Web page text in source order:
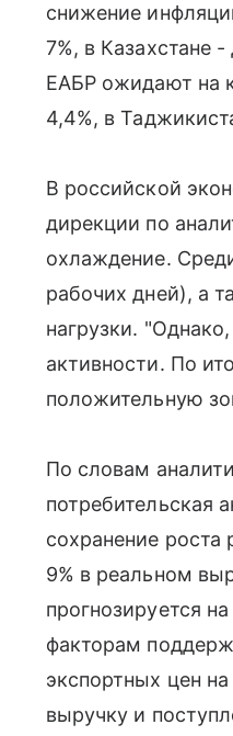
снижение
7%, в Казахстане
ЕАБР ожидают на
4,4%, в
В российской
дирекции по
охлаждение.
рабочих дней), а
нагрузки.
активности. По
положительную
По словам
потребительская
сохранение
9% в реальном
прогнозируется
факторам
экспортных цен
выручку и